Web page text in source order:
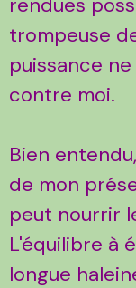
trompeuse
puissance
contre moi.
Bien
de mon
peut nourrir
L'équilibre à
longue